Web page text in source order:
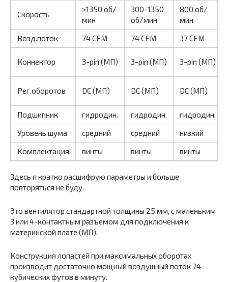
Скорость
>1350 об/
мин
300-1350
об/мин
800 об/
мин
Возд.поток
74 CFM 74 CFM 37 CFM
Коннектор 3-pin (МП) 3-pin (МП) 3-pin (МП)
Рег.оборотов DC (МП) DC (МП) DC (МП)
Подшипник гидродин. гидродин.
гидродин.
Уровень шума
средний средний
низкий
Комплектация
винты винты винты
Здесь я кратко расшифрую параметры и больше
повторяться не буду.
Это вентилятор стандартной толщины 25 мм, с маленьким
3 или 4-контактным разъемом для подключения к
материнской плате (МП).
Конструкция лопастей при максимальных оборотах
производит достаточно мощный воздушный поток 74
кубических футов в минуту.